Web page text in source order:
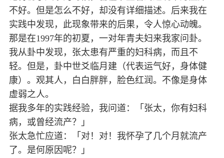
不好。但是怎么不好，却没有详细描述。后来我在
实践中发现，此现象带来的后果，令人惊心动魄。
那是在1997年的初夏，一对年青夫妇来我家问卦。
我从卦中发现，张太患有严重的妇科病，而且不
轻。但是，卦中世爻临月建（代表运气好，身体健
康）。观其人，白白胖胖，脸色红润。不像是身体
虚弱之人。
据我多年的实践经验，我问道：「张太，你有妇科
病，或曾经流产？」
张太急忙应道：「对！对！我怀孕了几个月就流产
了。是何原因呢？」